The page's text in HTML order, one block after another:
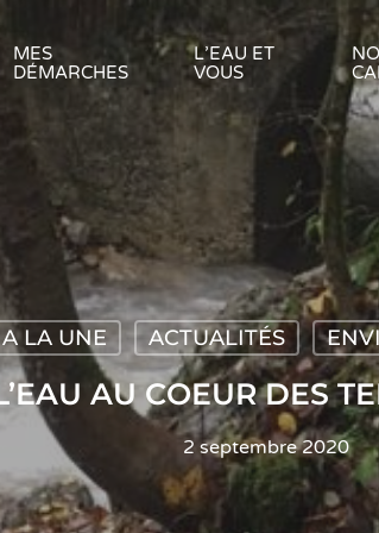
MES
DÉMARCHES
L’EAU ET
VOUS
A LA UNE ACTUALITÉS
AU COEUR DES
2 septembre 2020